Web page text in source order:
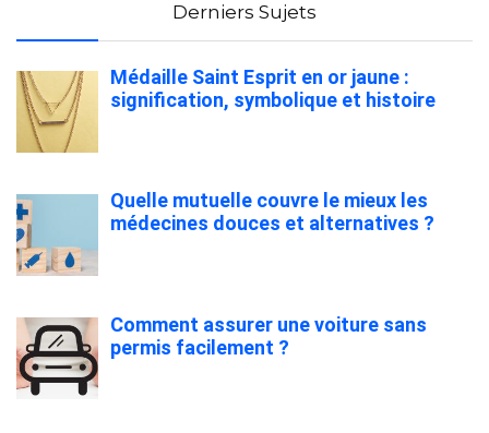
Derniers Sujets
Médaille Saint Esprit en or jaune :
signification, symbolique et histoire
Quelle mutuelle couvre le mieux les
médecines douces et alternatives ?
Comment assurer une voiture sans
permis facilement ?